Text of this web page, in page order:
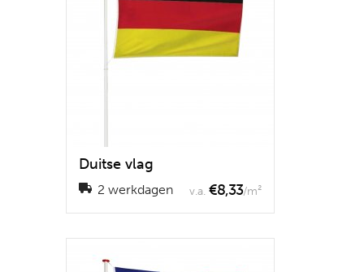
Duitse vlag
2 werkdagen v.a. €8,33/m²